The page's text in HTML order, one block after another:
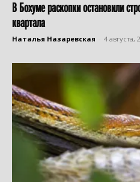
В Бохуме раскопки остановили
квартала
Наталья Назаревская 4 августа,